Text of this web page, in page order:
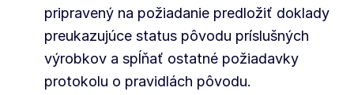
pripravený na požiadanie predložiť doklady
preukazujúce status pôvodu príslušných
výrobkov a spĺňať ostatné požiadavky
protokolu o pravidlách pôvodu.